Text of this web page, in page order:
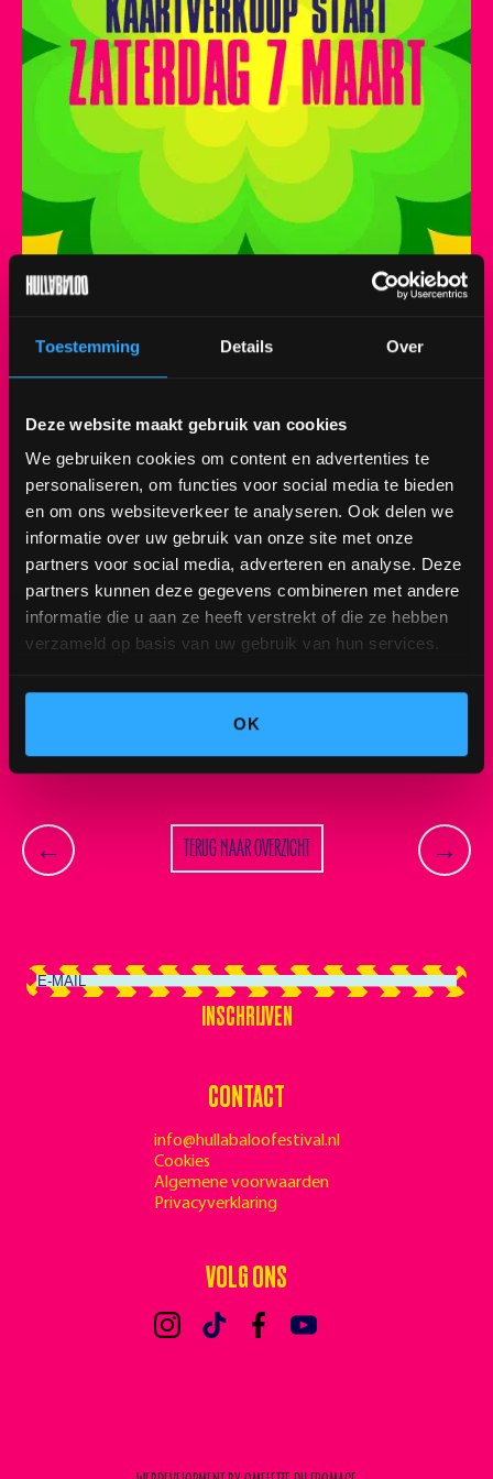
Toestemming Details Over
Deze website maakt gebruik van cookies
We gebruiken cookies om content en advertenties te
personaliseren, om functies voor social media te bieden
en om ons websiteverkeer te analyseren. Ook delen we
informatie over uw gebruik van onze site met onze
partners voor social media, adverteren en analyse. Deze
partners kunnen deze gegevens combineren met andere
informatie die u aan ze heeft verstrekt of die ze hebben
verzameld op basis van uw gebruik van hun services.
OK
De kaartverkoop voor Hullabaloo Festival 2026
> 12.00 uur - Start reguliere sale
Wil jij toegang tot de pre-sale? Schrijf je dan snel
in voor de pre-registratie op de homepage. Je
toekomstige zelf gaat je bedanken. ✨
jouw moment om je plek op je favoriete festival
← TERUG NAAR OVERZICHT →
CONTACT
info@hullabaloofestival.nl
Cookies
Algemene voorwaarden
Privacyverklaring
INSCHRIJVEN
INSCHRIJVEN
VOLG ONS